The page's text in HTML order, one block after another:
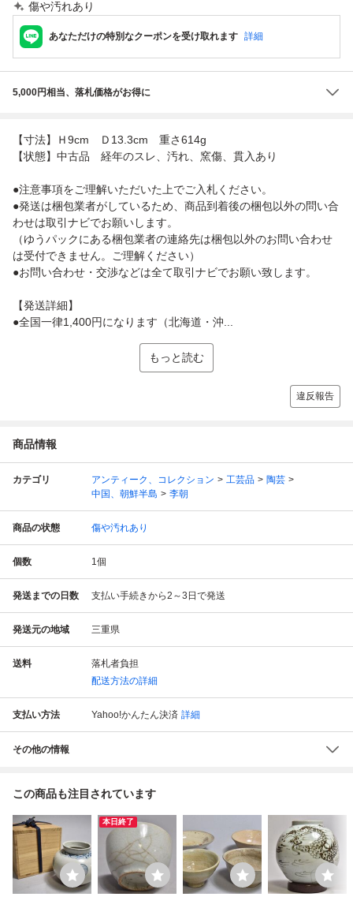
傷や汚れあり
あなただけの特別なクーポンを受け取れます 詳細
5,000円相当、落札価格がお得に
【寸法】Ｈ9cm Ｄ13.3cm 重さ614g
【状態】中古品 経年のスレ、汚れ、窯傷、貫入あり
●注意事項をご理解いただいた上でご入札ください。
●発送は梱包業者がしているため、商品到着後の梱包以外の問い合
わせは取引ナビでお願いします。
（ゆうパックにある梱包業者の連絡先は梱包以外のお問い合わせ
は受付できません。ご理解ください）
●お問い合わせ・交渉などは全て取引ナビでお願い致します。
【発送詳細】
●全国一律1,400円になります（北海道・沖...
もっと読む
違反報告
商品情報
カテゴリ アンティーク、コレクション 工芸品
陶芸
中国、朝鮮半島
李朝
商品の状態 傷や汚れあり
個数 1個
発送までの日数 支払い手続きから2～3日で発送
発送元の地域 三重県
送料
落札者負担
配送方法の詳細
支払い方法 Yahoo!かんたん決済 詳細
その他の情報
この商品も注目されています
本日終了